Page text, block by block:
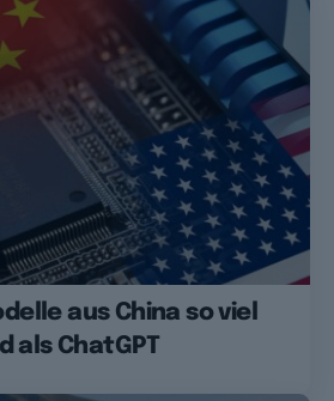
aus China so viel
als ChatGPT